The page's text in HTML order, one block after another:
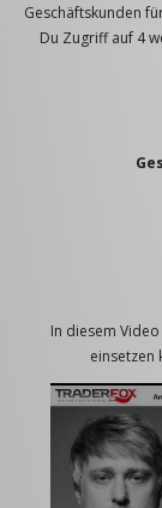
Geschäftskunden
Du Zugriff auf 4
In diesem
einsetzen